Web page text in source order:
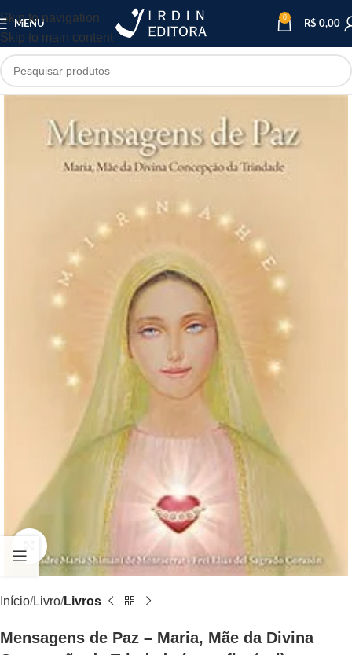
Skip to navigation
Skip to main content
MENU
0
R$ 0,00
Clique para ampliar
Início Livro Livros
Mensagens de Paz – Maria, Mãe da Divina